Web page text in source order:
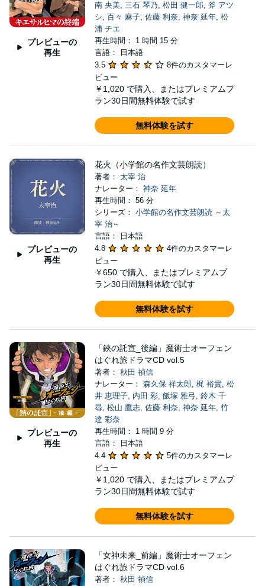
プレビューの
再生
南 央美, 三石 琴乃, 松田 健一郎, 斧 アツ
シ, 百々 麻子, 佐藤 利奈, 神奈 延年, 松
浦 チエ
再生時間： 1 時間 15 分
言語： 日本語
3.5
8件のカスタマーレ
ビュー
￥1,020 で購入、またはプレミアムプ
ラン30日間無料体験で試す
無料体験を試す
プレビューの
再生
花火（小学館の名作文芸朗読）
著者： 太宰 治
ナレーター： 神奈 延年
再生時間： 56 分
シリーズ： 小学館の名作文芸朗読 ～太
宰 治～
言語： 日本語
4.8
4件のカスタマーレ
ビュー
￥650 で購入、またはプレミアムプ
ラン30日間無料体験で試す
無料体験を試す
プレビューの
再生
「鋏の託宣_後編」魔術士オーフェン
はぐれ旅ドラマCD vol.5
著者： 秋田 禎信
ナレーター： 森久保 祥太郎, 梶 裕貴, 松
井 恵理子, 内田 彩, 飯塚 雅弓 , 鈴木 千
尋, 松山 鷹志, 佐藤 利奈, 神奈 延年, 竹
達 彩奈
再生時間： 1 時間 9 分
言語： 日本語
4.4
5件のカスタマーレ
ビュー
￥1,020 で購入、またはプレミアムプ
ラン30日間無料体験で試す
無料体験を試す
「女神未来_前編」魔術士オーフェン
はぐれ旅ドラマCD vol.6
著者： 秋田 禎信